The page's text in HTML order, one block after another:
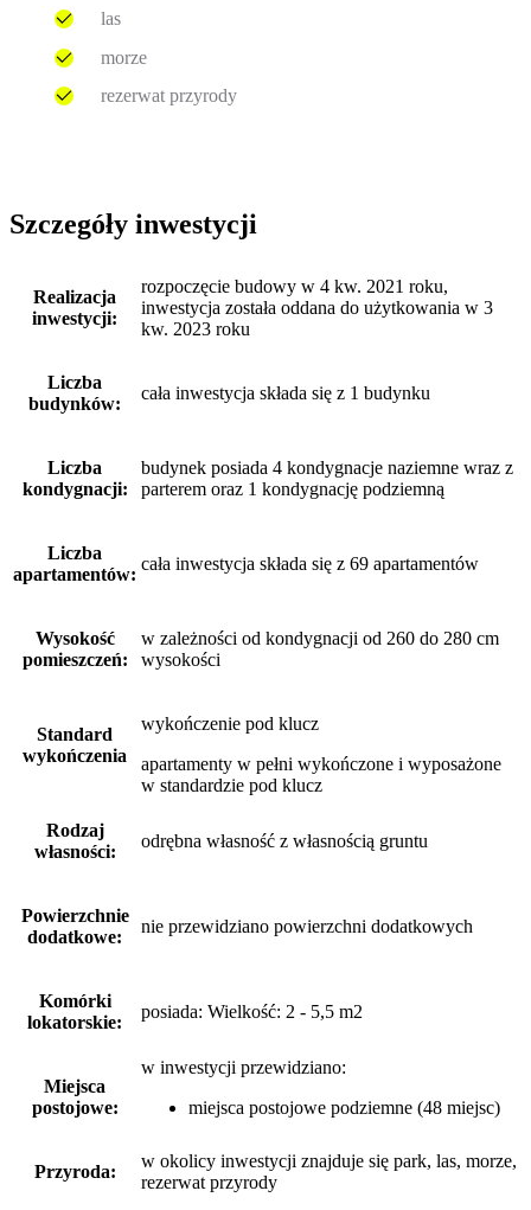
las
morze
rezerwat przyrody
Szczegóły inwestycji
Realizacja
inwestycji:
rozpoczęcie budowy w 4 kw. 2021 roku,
inwestycja została oddana do użytkowania w 3
kw. 2023 roku
Liczba
budynków:
cała inwestycja składa się z 1 budynku
Liczba
kondygnacji:
budynek posiada 4 kondygnacje naziemne wraz z
parterem oraz 1 kondygnację podziemną
Liczba
apartamentów:
cała inwestycja składa się z 69 apartamentów
Wysokość
pomieszczeń:
w zależności od kondygnacji od 260 do 280 cm
wysokości
Standard
wykończenia
wykończenie pod klucz
apartamenty w pełni wykończone i wyposażone
w standardzie pod klucz
Rodzaj
własności:
odrębna własność z własnością gruntu
Powierzchnie
dodatkowe:
nie przewidziano powierzchni dodatkowych
Komórki
lokatorskie:
posiada: Wielkość: 2 - 5,5 m2
Miejsca
postojowe:
w inwestycji przewidziano:
miejsca postojowe podziemne (48 miejsc)
Przyroda:
w okolicy inwestycji znajduje się park, las, morze,
rezerwat przyrody